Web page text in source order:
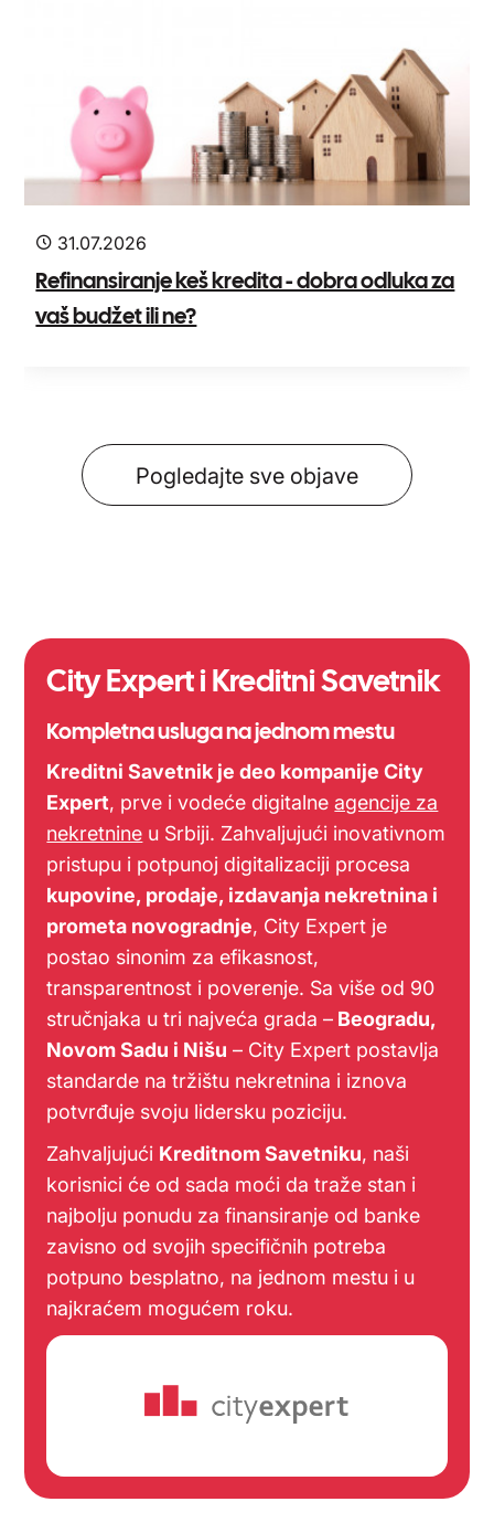
31.07.2026
Refinansiranje keš kredita - dobra odluka za
vaš budžet ili ne?
Pogledajte sve objave
City Expert i Kreditni Savetnik
Kompletna usluga na jednom mestu
Kreditni Savetnik je deo kompanije City
Expert, prve i vodeće digitalneagencije za
nekretnine u Srbiji. Zahvaljujući inovativnom
pristupu i potpunoj digitalizaciji procesa
kupovine, prodaje, izdavanja nekretnina i
prometa novogradnje, City Expert je
postao sinonim za efikasnost,
transparentnost i poverenje. Sa više od 90
stručnjaka u tri najveća grada – Beogradu,
Novom Sadu i Nišu – City Expert postavlja
standarde na tržištu nekretnina i iznova
potvrđuje svoju lidersku poziciju.
Zahvaljujući Kreditnom Savetniku, naši
korisnici će od sada moći da traže stan i
najbolju ponudu za finansiranje od banke
zavisno od svojih specifičnih potreba
potpuno besplatno, na jednom mestu i u
najkraćem mogućem roku.